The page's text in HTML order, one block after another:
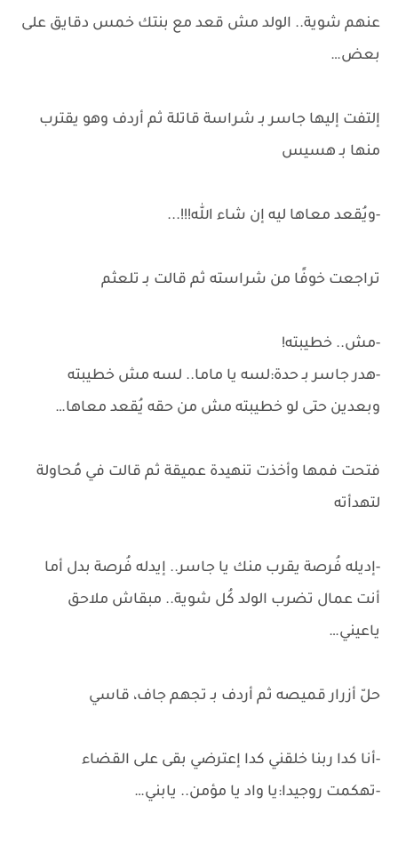
عنهم شوية.. الولد مش قعد مع بنتك خمس دقايق على
بعض…
إلتفت إليها جاسر بـ شراسة قاتلة ثم أردف وهو يقترب
منها بـ هسيس
-ويُقعد معاها ليه إن شاء الله!!!...
تراجعت خوفًا من شراسته ثم قالت بـ تلعثم
-مش.. خطيبته!
-هدر جاسر بـ حدة:لسه يا ماما.. لسه مش خطيبته
وبعدين حتى لو خطيبته مش من حقه يُقعد معاها…
فتحت فمها وأخذت تنهيدة عميقة ثم قالت في مُحاولة
لتهدأته
-إديله فُرصة يقرب منك يا جاسر.. إيدله فُرصة بدل أما
أنت عمال تضرب الولد كُل شوية.. مبقاش ملاحق
ياعيني…
حلّ أزرار قميصه ثم أردف بـ تجهم جاف، قاسي
-أنا كدا ربنا خلقني كدا إعترضي بقى على القضاء
-تهكمت روجيدا:يا واد يا مؤمن.. يابني…